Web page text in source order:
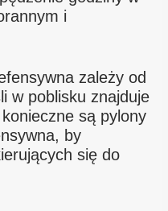
i
zależy od
w poblisku znajduje
są pylony
by
się do